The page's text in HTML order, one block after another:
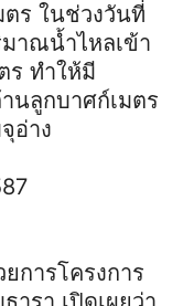
ร ในช่วงวันที่
มาณน้ำไหลเข้า
ร ทำให้มี
นลูกบาศก์เมตร
อ่าง
ารโครงการ